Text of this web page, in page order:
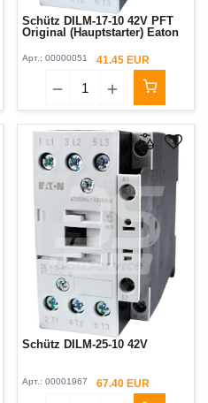
Schütz DILM-17-10 42V PFT
Original (Hauptstarter) Eaton
Арт.: 00000051 41.45 EUR
Schütz DILM-25-10 42V
Арт.: 00001967 67.40 EUR